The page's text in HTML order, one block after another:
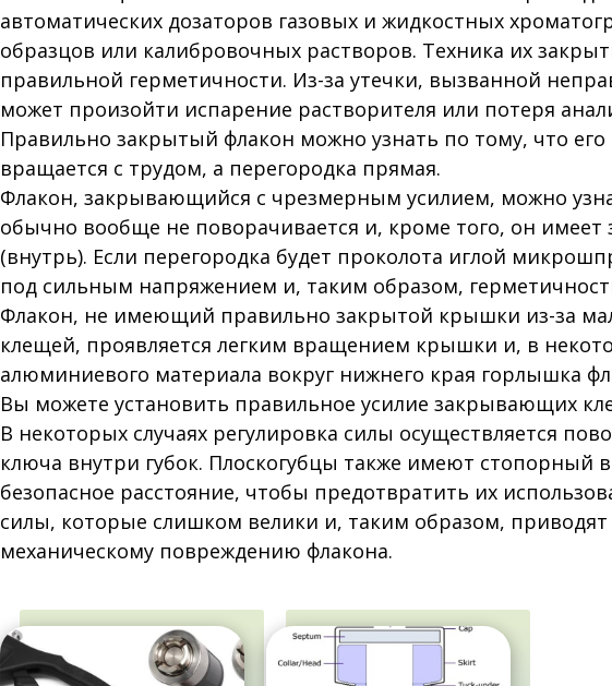
автоматических дозаторов газовых и жидкостных
образцов или калибровочных растворов. Техника их
правильной герметичности. Из-за утечки, вызванной
может произойти испарение растворителя или потеря
Правильно закрытый флакон можно узнать по тому, что
вращается с трудом, а перегородка прямая.
Флакон, закрывающийся с чрезмерным усилием, можно
обычно вообще не поворачивается и, кроме того, он имеет
(внутрь). Если перегородка будет проколота иглой
под сильным напряжением и, таким образом,
Флакон, не имеющий правильно закрытой крышки из-за
клещей, проявляется легким вращением крышки и, в
алюминиевого материала вокруг нижнего края горлышка
Вы можете установить правильное усилие закрывающих
В некоторых случаях регулировка силы осуществляется
ключа внутри губок. Плоскогубцы также имеют стопорный
безопасное расстояние, чтобы предотвратить их
силы, которые слишком велики и, таким образом, приводят
механическому повреждению флакона.